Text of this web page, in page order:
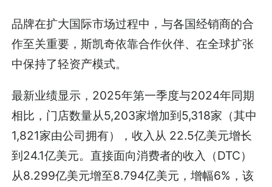
品牌在扩大国际市场过程中，与各国经销商的合
作至关重要，斯凯奇依靠合作伙伴、在全球扩张
中保持了轻资产模式。
最新业绩显示，2025年第一季度与2024年同期
相比，门店数量从5,203家增加到5,318家（其中
1,821家由公司拥有），收入从 22.5亿美元增长
到24.1亿美元。直接面向消费者的收入（DTC）
从8.299亿美元增至8.794亿美元，增幅6%，该